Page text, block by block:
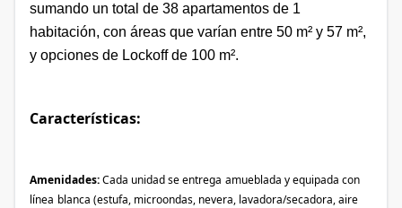
sumando un total de 38 apartamentos de 1
habitación, con áreas que varían entre 50 m² y 57 m²,
y opciones de Lockoff de 100 m².
Características:
Amenidades:Cada unidad se entrega amueblada y equipada con
línea blanca (estufa, microondas, nevera, lavadora/secadora, aire